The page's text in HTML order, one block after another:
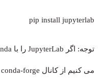
pip install jupyterlab